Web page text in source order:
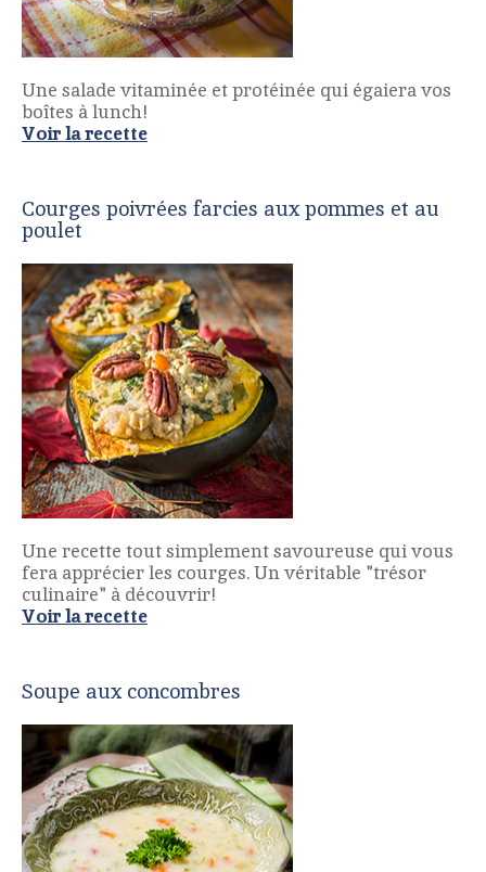
Une salade vitaminée et protéinée qui égaiera vos
boîtes à lunch!
Voir la recette
Courges poivrées farcies aux pommes et au
poulet
Une recette tout simplement savoureuse qui vous
fera apprécier les courges. Un véritable "trésor
culinaire" à découvrir!
Voir la recette
Soupe aux concombres